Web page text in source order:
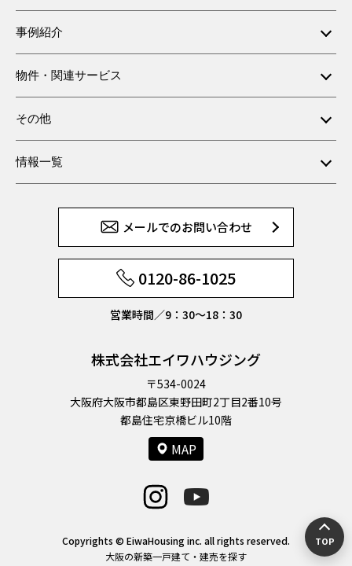
事例紹介
物件・関連サービス
その他
情報一覧
メールでのお問い合わせ
0120-86-1025
営業時間／9：30〜18：30
株式会社エイワハウジング
〒534-0024
大阪府大阪市都島区東野田町2丁目2番10号
都島住宅京橋ビル10階
MAP
Copyrights © EiwaHousing inc. all rights reserved.
大阪の新築一戸建て・建売を探す
TOP